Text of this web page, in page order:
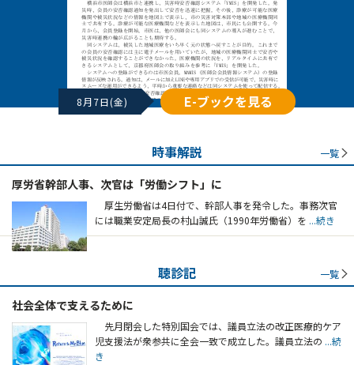
8月7日(金) E-ブックを見る
時事解説 一覧
厚労省幹部人事、次官は「労働シフト」に
厚生労働省は4日付で、幹部人事を発令した。事務次官
には職業安定局長の村山誠氏（1990年労働省）を ...続き
聴診記 一覧
社会全体で支えるために
先月閉会した特別国会では、議員立法の改正医療的ケア
児支援法が衆参共に全会一致で成立した。議員立法の ...続
き